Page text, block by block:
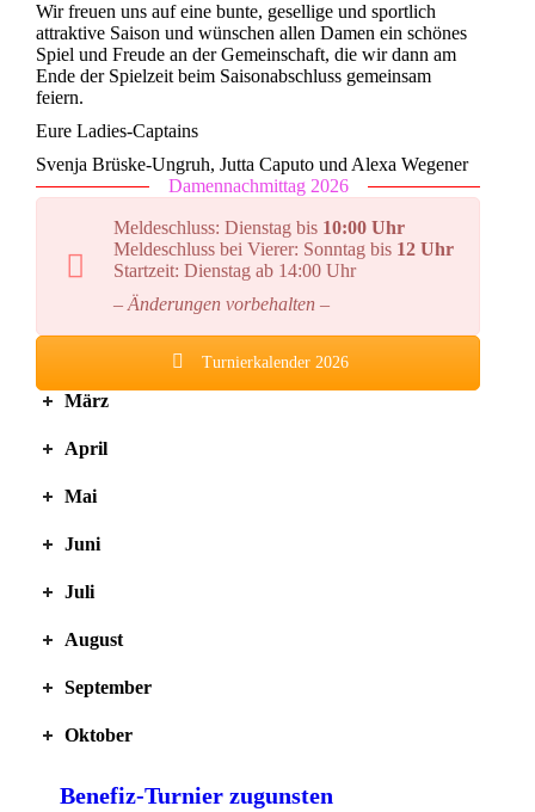
Wir freuen uns auf eine bunte, gesellige und sportlich
attraktive Saison und wünschen allen Damen ein schönes
Spiel und Freude an der Gemeinschaft, die wir dann am
Ende der Spielzeit beim Saisonabschluss gemeinsam
feiern.
Eure Ladies-Captains
Svenja Brüske-Ungruh, Jutta Caputo und Alexa Wegener
Damennachmittag 2026
Meldeschluss: Dienstag bis 10:00 Uhr
Meldeschluss bei Vierer: Sonntag bis 12 Uhr
Startzeit: Dienstag ab 14:00 Uhr
– Änderungen vorbehalten –
Turnierkalender 2026
März
April
Mai
Juni
Juli
August
September
Oktober
Benefiz-Turnier zugunsten